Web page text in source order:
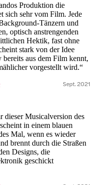
Produktion die
sich sehr vom Film. Jede
Tänzern und
optisch anstrengenden
Hektik, fast ohne
stark von der Idee
bereits aus dem Film kennt,
vorgestellt wird.“
Sept. 2021
dieser Musicalversion des
in einem blauen
Mal, wenn es wieder
brennt durch die Straßen
Designs, die
geschickt